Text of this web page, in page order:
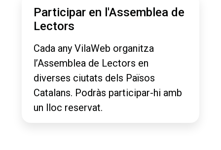
Participar en l'Assemblea de
Lectors
Cada any VilaWeb organitza
l’Assemblea de Lectors en
diverses ciutats dels Països
Catalans. Podràs participar-hi amb
un lloc reservat.